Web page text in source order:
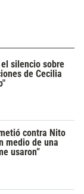
silencio sobre
de Cecilia
contra Nito
medio de una
usaron”